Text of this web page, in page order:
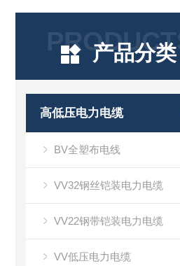
PRODUCTS
产品分类
高低压电力电缆
BV全塑布电线
VV32钢丝铠装电力电缆
VV22钢带铠装电力电缆
VV低压电力电缆